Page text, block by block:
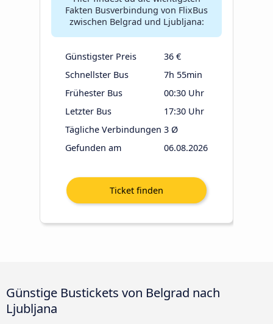
Fakten Busverbindung von FlixBus
zwischen Belgrad und Ljubljana:
Günstigster Preis
36 €
Schnellster Bus
7h 55min
Frühester Bus
00:30 Uhr
Letzter Bus
17:30 Uhr
Tägliche Verbindungen 3 Ø
Gefunden am
06.08.2026
Günstige Bustickets von Belgrad nach
Ljubljana